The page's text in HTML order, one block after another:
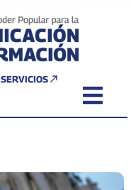
SERVICIOS